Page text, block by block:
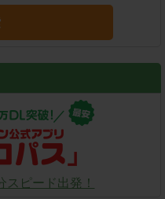
ピード出発！